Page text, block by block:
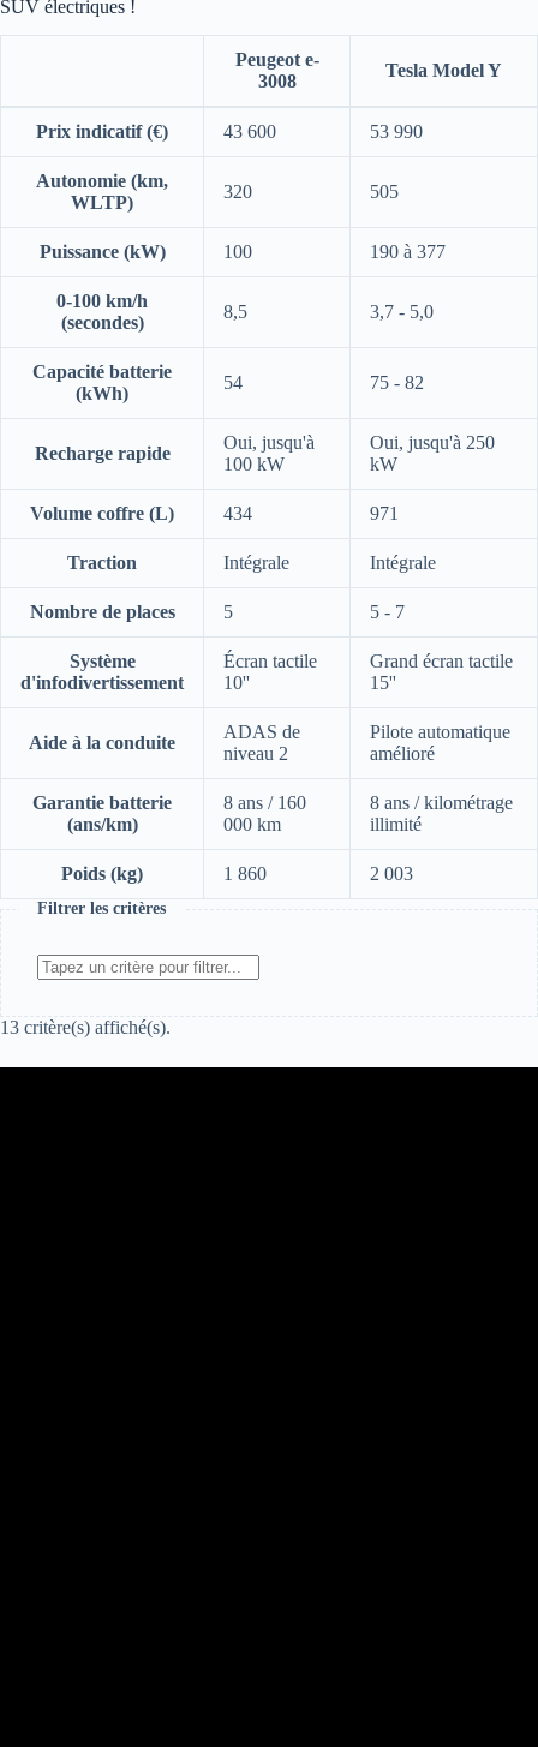
SUV électriques !
Peugeot e-
3008
Tesla Model Y
Prix indicatif (€) 43 600 53 990
Autonomie (km,
WLTP)
320 505
Puissance (kW) 100 190 à 377
0-100 km/h
(secondes)
8,5 3,7 - 5,0
Capacité batterie
(kWh)
54 75 - 82
Recharge rapide
Oui, jusqu'à
100 kW
Oui, jusqu'à 250
kW
Volume coffre (L) 434 971
Traction Intégrale Intégrale
Nombre de places 5 5 - 7
Système
d'infodivertissement
Écran tactile
10''
Grand écran tactile
15''
Aide à la conduite
ADAS de
niveau 2
Pilote automatique
amélioré
Garantie batterie
(ans/km)
8 ans / 160
000 km
8 ans / kilométrage
illimité
Poids (kg) 1 860 2 003
Filtrer les critères
13 critère(s) affiché(s).